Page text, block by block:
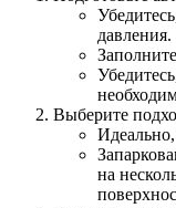
давления.
Выберите
Идеально,
на